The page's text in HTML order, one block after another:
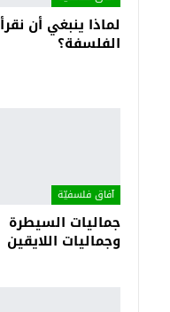
لماذا ينبغي أن نقرأ
الفلسفة؟
آفاق فلسفيّة‎
جماليات السيطرة
وجماليات اللايقين